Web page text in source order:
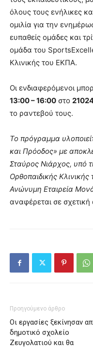
όλους τους ενήλικες
ομιλία για την
ευπαθείς ομάδες και
ομάδα του
Κλινικής του ΕΚΠΑ.
Οι ενδιαφερόμενοι
13:00 – 16:00 στο
το ραντεβού τους.
Το πρόγραμμα
και Πρόοδος» με
Σταύρος Νιάρχος, υπό
Ορθοπαιδικής
Ανώνυμη Εταιρεία
αναφέρεται σε
Προηγούμενο άρθρο
Οι εργασίες ξεκίνησαν
δημοτικό σχολείο
Ζευγολατιού και θα